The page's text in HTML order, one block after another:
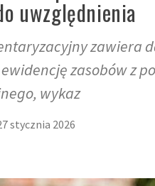
uwzględnienia
zawiera
ewidencję zasobów z
wykaz
stycznia 2026